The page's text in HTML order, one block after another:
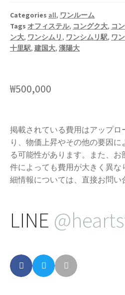
Categories all, ワンルーム
Tags オフィステル, コングク大, コ
ン大, ワンシムリ , ワンシムリ駅, ワ
十里駅, 建国大, 漢陽大
₩500,000
掲載されている費用はアップロ
り、物価上昇やその他の要因
る可能性があります。また、
件によっても費用が大きく異
細情報については、直接お問い
LINE